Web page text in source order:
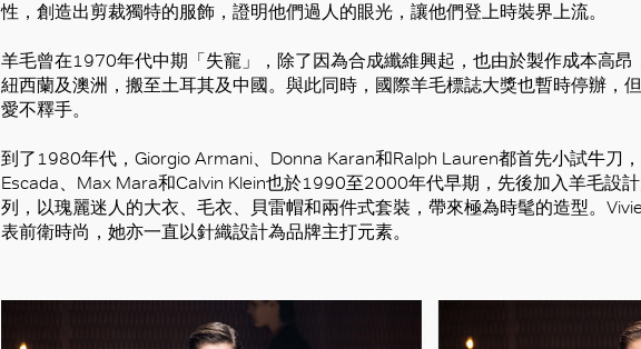
性，創造出剪裁獨特的服飾，證明他們過人的眼光，讓他們登上時裝界上流。
羊毛曾在1970年代中期「失寵」，除了因為合成纖維興起，也由於製作成本高昂
紐西蘭及澳洲，搬至土耳其及中國。與此同時，國際羊毛標誌大獎也暫時停辦，
愛不釋手。
到了1980年代，Giorgio Armani、Donna Karan和Ralph Lauren都首先小試牛刀
Escada、Max Mara和Calvin Klein也於1990至2000年代早期，先後加入羊毛設
列，以瑰麗迷人的大衣、毛衣、貝雷帽和兩件式套裝，帶來極為時髦的造型。
表前衛時尚，她亦一直以針織設計為品牌主打元素。